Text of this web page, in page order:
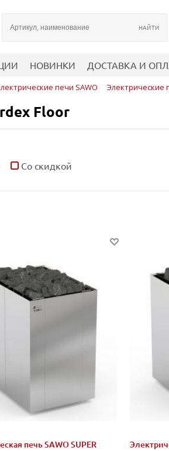
НОВИНКИ ДОСТАВКА И
печи SAWO Электрические
Floor
Со скидкой
печь SAWO SUPER